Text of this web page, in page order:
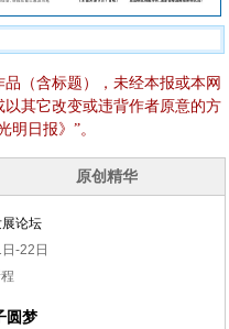
（含标题），未经本报或本网
其它改变或违背作者原意的方
明日报》”。